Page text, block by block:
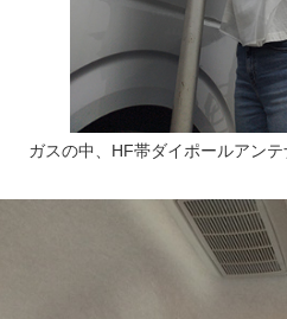
ガスの中、HF帯ダイポールアン